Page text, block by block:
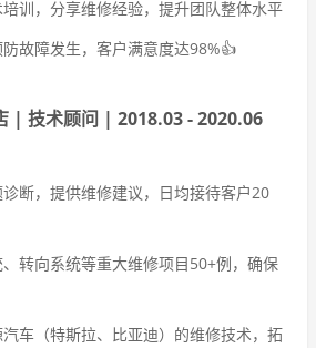
训，分享维修经验，提升团队整体水平
故障发生，客户满意度达98%👍
| 技术顾问 | 2018.03 - 2020.06
断，提供维修建议，日均接待客户20
转向系统等重大维修项目50+例，确保
车（特斯拉、比亚迪）的维修技术，拓